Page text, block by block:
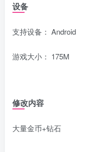
设备
支持设备： Android
游戏大小： 175M
修改内容
大量金币+钻石